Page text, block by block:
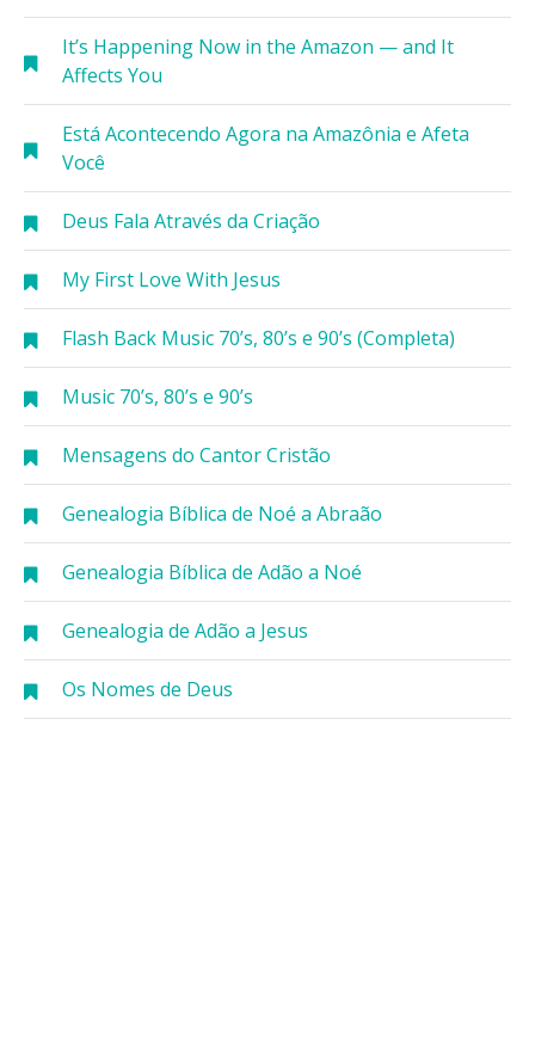
It’s Happening Now in the Amazon — and It
Affects You
Está Acontecendo Agora na Amazônia e Afeta
Você
Deus Fala Através da Criação
My First Love With Jesus
Flash Back Music 70’s, 80’s e 90’s (Completa)
Music 70’s, 80’s e 90’s
Mensagens do Cantor Cristão
Genealogia Bíblica de Noé a Abraão
Genealogia Bíblica de Adão a Noé
Genealogia de Adão a Jesus
Os Nomes de Deus